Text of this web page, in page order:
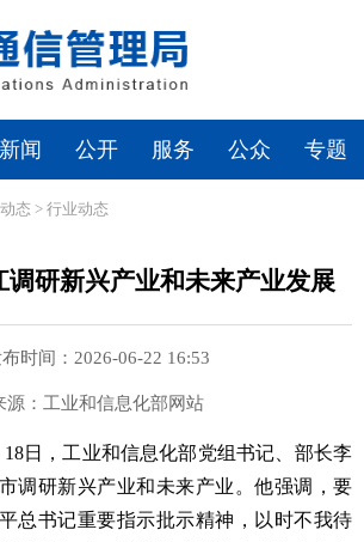
新闻 公开 服务 公众 专题
态 > 行业动态
调研新兴产业和未来产业发展
时间：2026-06-22 16:53
源：工业和信息化部网站
18日，工业和信息化部党组书记、部长李
调研新兴产业和未来产业。他强调，要
总书记重要指示批示精神，以时不我待